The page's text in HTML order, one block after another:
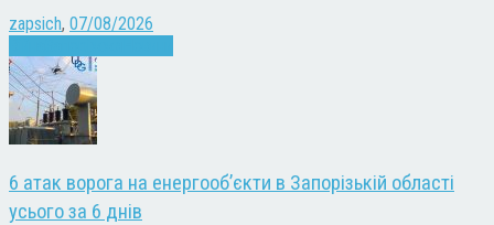
zapsich, 07/08/2026
6 атак ворога на енергооб’єкти в Запорізькій області
усього за 6 днів